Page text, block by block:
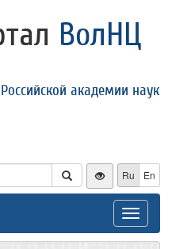
ВолНЦ
академии наук
Ru En
Toggle